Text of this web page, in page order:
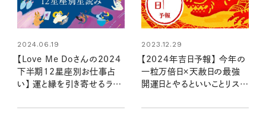
2024.06.19
【Love Me Doさんの2024
下半期12星座別お仕事占
い】 運と縁を引き寄せるラブ
2023.12.29
【2024年吉日予報】 今年の
一粒万倍日×天赦日の最強
開運日とやるといいことリスト